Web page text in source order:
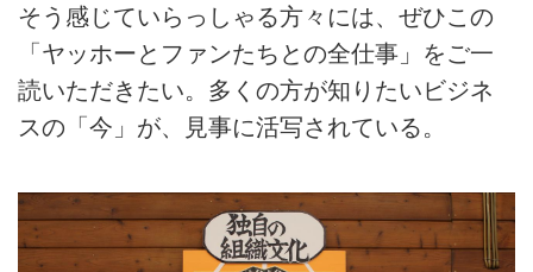
そう感じていらっしゃる方々には、ぜひこの
「ヤッホーとファンたちとの全仕事」をご一
読いただきたい。多くの方が知りたいビジネ
スの「今」が、見事に活写されている。